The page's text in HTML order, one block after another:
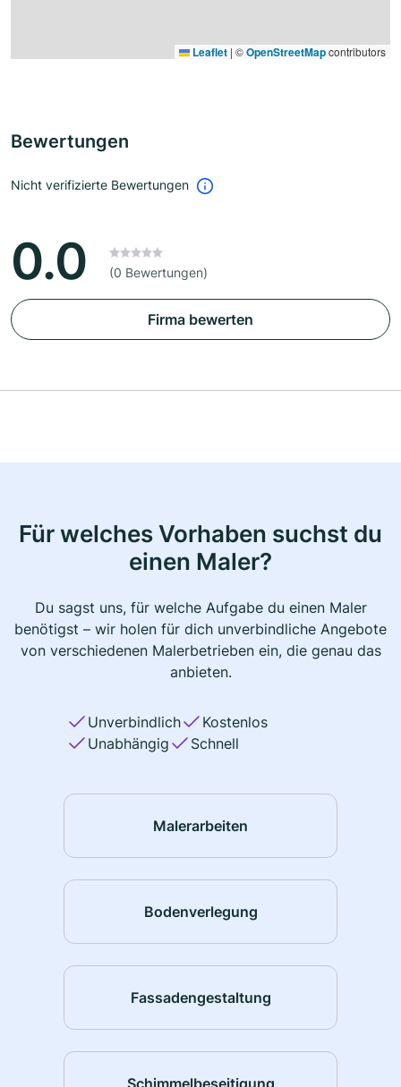
Leaflet | ©OpenStreetMapcontributors
Bewertungen
Nicht verifizierte Bewertungen
0.0 (0 Bewertungen)
Firma bewerten
Für welches Vorhaben suchst du
einen Maler?
Du sagst uns, für welche Aufgabe du einen Maler
benötigst – wir holen für dich unverbindliche Angebote
von verschiedenen Malerbetrieben ein, die genau das
anbieten.
Unverbindlich
Kostenlos
Unabhängig
Schnell
Malerarbeiten
Bodenverlegung
Fassadengestaltung
Schimmelbeseitigung